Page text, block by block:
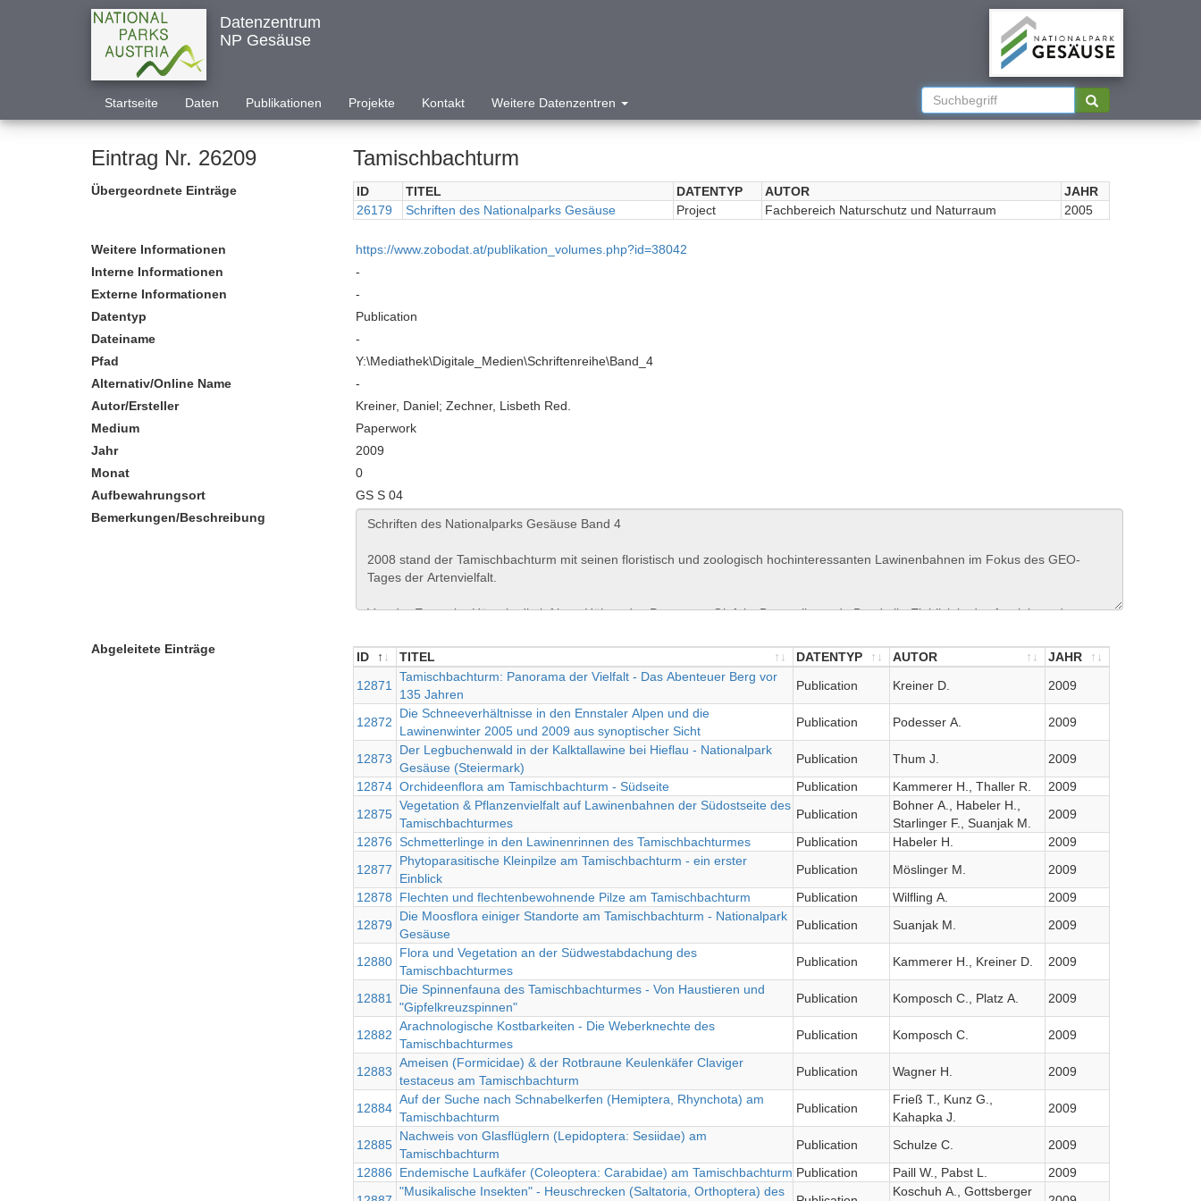
Datenzentrum
NP Gesäuse
Startseite Daten Publikationen Projekte Kontakt Weitere Datenzentren
Eintrag Nr. 26209 Tamischbachturm
Übergeordnete Einträge ID TITEL DATENTYP AUTOR
JAHR
26179
Schriften des Nationalparks Gesäuse Project Fachbereich Naturschutz und Naturraum 2005
Weitere Informationen
https://www.zobodat.at/publikation_volumes.php?id=38042
Interne Informationen
-
Externe Informationen
-
Datentyp
Publication
Dateiname
-
Pfad
Y:\Mediathek\Digitale_Medien\Schriftenreihe\Band_4
Alternativ/Online Name
-
Autor/Ersteller
Kreiner, Daniel; Zechner, Lisbeth Red.
Medium
Paperwork
Jahr
2009
Monat
0
Aufbewahrungsort
GS S 04
Bemerkungen/Beschreibung
Abgeleitete Einträge
ID TITEL DATENTYP AUTOR
JAHR
TITEL
12871
Tamischbachturm: Panorama der Vielfalt - Das Abenteuer Berg vor
135 Jahren
Publication Kreiner D. 2009
12872
Die Schneeverhältnisse in den Ennstaler Alpen und die
Lawinenwinter 2005 und 2009 aus synoptischer Sicht
Publication Podesser A. 2009
12873
Der Legbuchenwald in der Kalktallawine bei Hieflau - Nationalpark
Gesäuse (Steiermark)
Publication Thum J.
2009
12874 Orchideenflora am Tamischbachturm - Südseite Publication Kammerer H., Thaller R.
2009
12875
Vegetation & Pflanzenvielfalt auf Lawinenbahnen der Südostseite des
Tamischbachturmes
Publication
Bohner A., Habeler H.,
Starlinger F., Suanjak M.
2009
12876 Schmetterlinge in den Lawinenrinnen des Tamischbachturmes Publication Habeler H.
2009
12877
Phytoparasitische Kleinpilze am Tamischbachturm - ein erster
Einblick
Publication Möslinger M.
2009
12878
Flechten und flechtenbewohnende Pilze am Tamischbachturm Publication Wilfling A.
2009
12879
Die Moosflora einiger Standorte am Tamischbachturm - Nationalpark
Gesäuse
Publication Suanjak M. 2009
12880
Flora und Vegetation an der Südwestabdachung des
Tamischbachturmes
Publication Kammerer H., Kreiner D. 2009
12881
Die Spinnenfauna des Tamischbachturmes - Von Haustieren und
"Gipfelkreuzspinnen"
Publication Komposch C., Platz A. 2009
12882
Arachnologische Kostbarkeiten - Die Weberknechte des
Tamischbachturmes
Publication Komposch C. 2009
12883
Ameisen (Formicidae) & der Rotbraune Keulenkäfer Claviger
testaceus am Tamischbachturm
Publication Wagner H. 2009
12884
Auf der Suche nach Schnabelkerfen (Hemiptera, Rhynchota) am
Tamischbachturm
Publication
Frieß T., Kunz G.,
Kahapka J.
2009
12885
Nachweis von Glasflüglern (Lepidoptera: Sesiidae) am
Tamischbachturm
Publication Schulze C.
2009
12886
Endemische Laufkäfer (Coleoptera: Carabidae) am Tamischbachturm Publication Paill W., Pabst L.
2009
"Musikalische Insekten" - Heuschrecken (Saltatoria, Orthoptera) des Koschuh A., Gottsberger